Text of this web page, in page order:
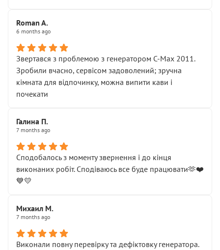
Roman A.
6 months ago
Звертався з проблемою з генератором C-Max 2011.
Зробили вчасно, сервісом задоволений; зручна
кімната для відпочинку, можна випити кави і
почекати
Галина П.
7 months ago
Сподобалось з моменту звернення і до кінця
виконаних робіт. Сподіваюсь все буде працювати🫶❤️
💙💛
Михаил М.
7 months ago
Виконали повну перевірку та дефіктовку генератора.